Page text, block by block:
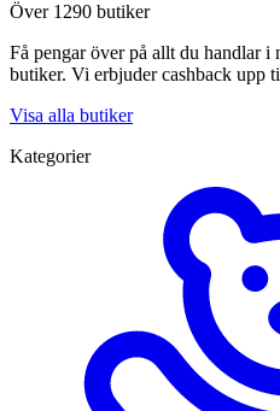
Över 1290 butiker
Få pengar över på allt du handlar i
butiker. Vi erbjuder cashback upp
Visa alla butiker
Kategorier